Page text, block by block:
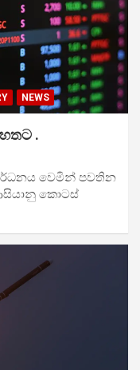
NEWS
.
වෙමින් පවතින
කොටස්